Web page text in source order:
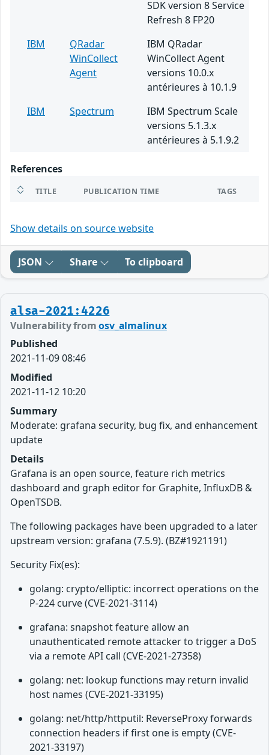
SDK version 8 Service
Refresh 8 FP20
IBM
QRadar
WinCollect
Agent
IBM QRadar
WinCollect Agent
versions 10.0.x
antérieures à 10.1.9
IBM
Spectrum
IBM Spectrum Scale
versions 5.1.3.x
antérieures à 5.1.9.2
References
TITLE PUBLICATION TIME TAGS
Show details on source website
JSON Share To clipboard
alsa-2021:4226
Vulnerability fromosv_almalinux
Published
2021-11-09 08:46
Modified
2021-11-12 10:20
Summary
Moderate: grafana security, bug fix, and enhancement
update
Details
Grafana is an open source, feature rich metrics
dashboard and graph editor for Graphite, InfluxDB &
OpenTSDB.
The following packages have been upgraded to a later
upstream version: grafana (7.5.9). (BZ#1921191)
Security Fix(es):
golang: crypto/elliptic: incorrect operations on the
P-224 curve (CVE-2021-3114)
grafana: snapshot feature allow an
unauthenticated remote attacker to trigger a DoS
via a remote API call (CVE-2021-27358)
golang: net: lookup functions may return invalid
host names (CVE-2021-33195)
golang: net/http/httputil: ReverseProxy forwards
connection headers if first one is empty (CVE-
2021-33197)